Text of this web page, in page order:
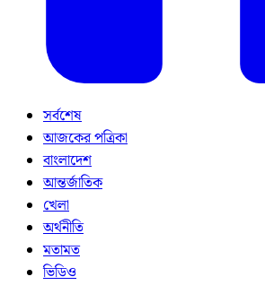
সর্বশেষ
আজকের পত্রিকা
বাংলাদেশ
আন্তর্জাতিক
খেলা
অর্থনীতি
মতামত
ভিডিও